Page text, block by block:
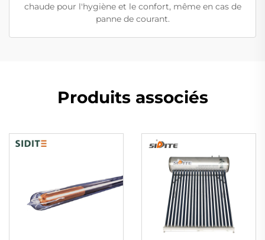
chaude pour l'hygiène et le confort, même en cas de
panne de courant.
Produits associés